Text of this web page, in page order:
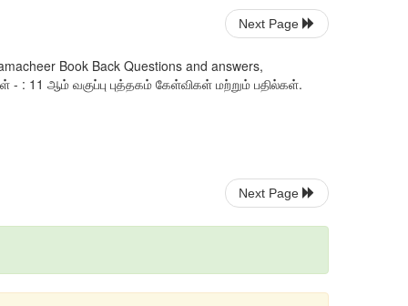
Next Page
Book Back Questions and answers,
- : 11 ஆம் வகுப்பு புத்தகம் கேள்விகள் மற்றும் பதில்கள்.
Next Page